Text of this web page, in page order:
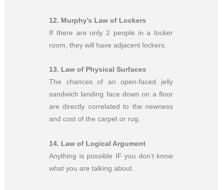
12. Murphy’s Law of Lockers
If there are only 2 people in a locker
room, they will have adjacent lockers.
13. Law of Physical Surfaces
The chances of an open-faced jelly
sandwich landing face down on a floor
are directly correlated to the newness
and cost of the carpet or rug.
14. Law of Logical Argument
Anything is possible IF you don’t know
what you are talking about.